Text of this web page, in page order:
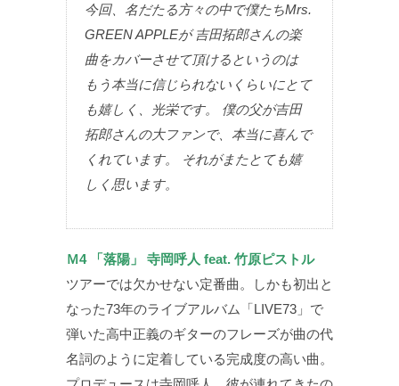
今回、名だたる方々の中で僕たちMrs.
GREEN APPLEが 吉田拓郎さんの楽
曲をカバーさせて頂けるというのは
もう本当に信じられないくらいにとて
も嬉しく、光栄です。 僕の父が吉田
拓郎さんの大ファンで、本当に喜んで
くれています。 それがまたとても嬉
しく思います。
Ｍ4 「落陽」 寺岡呼人 feat. 竹原ピストル
ツアーでは欠かせない定番曲。しかも初出と
なった73年のライブアルバム「LIVE73」で
弾いた高中正義のギターのフレーズが曲の代
名詞のように定着している完成度の高い曲。